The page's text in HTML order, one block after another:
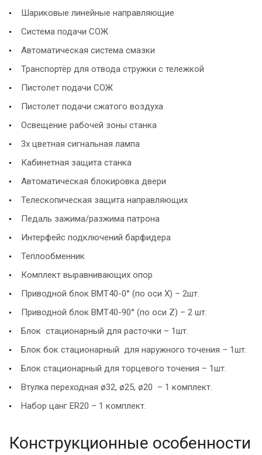
Шариковые линейные направляющие
Система подачи СОЖ
Автоматическая система смазки
Транспортёр для отвода стружки c тележкой
Пистолет подачи СОЖ
Пистолет подачи сжатого воздуха
Освещение рабочей зоны станка
3х цветная сигнальная лампа
Кабинетная защита станка
Автоматическая блокировка двери
Телескопическая защита направляющих
Педаль зажима/разжима патрона
Интерфейс подключений барфидера
Теплообменник
Комплект выравнивающих опор
Приводной блок BMT40-0° (по оси X) – 2шт.
Приводной блок BMT40-90° (по оси Z) – 2 шт.
Блок стационарный для расточки – 1шт.
Блок бок стационарный для наружного точения – 1шт.
Блок стационарный для торцевого точения – 1шт.
Втулка переходная ø32, ø25, ø20 – 1 комплект.
Набор цанг ER20 – 1 комплект.
Конструкционные особенности